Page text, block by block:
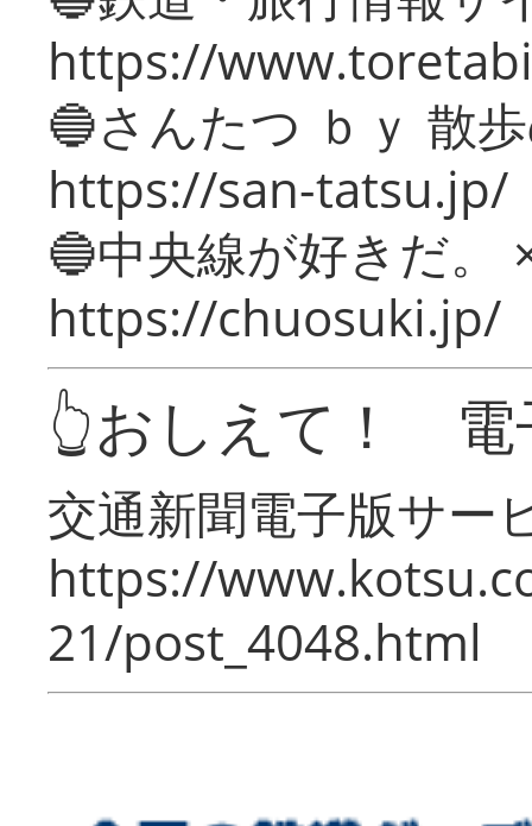
https://
🔵さんたつ ｂｙ 散
https://san-tatsu.jp/
🔵中央線が好きだ。
https://chuosuki.jp/
👆おしえて！ 電
交通新聞電子版サー
https://
21/post_4048.html